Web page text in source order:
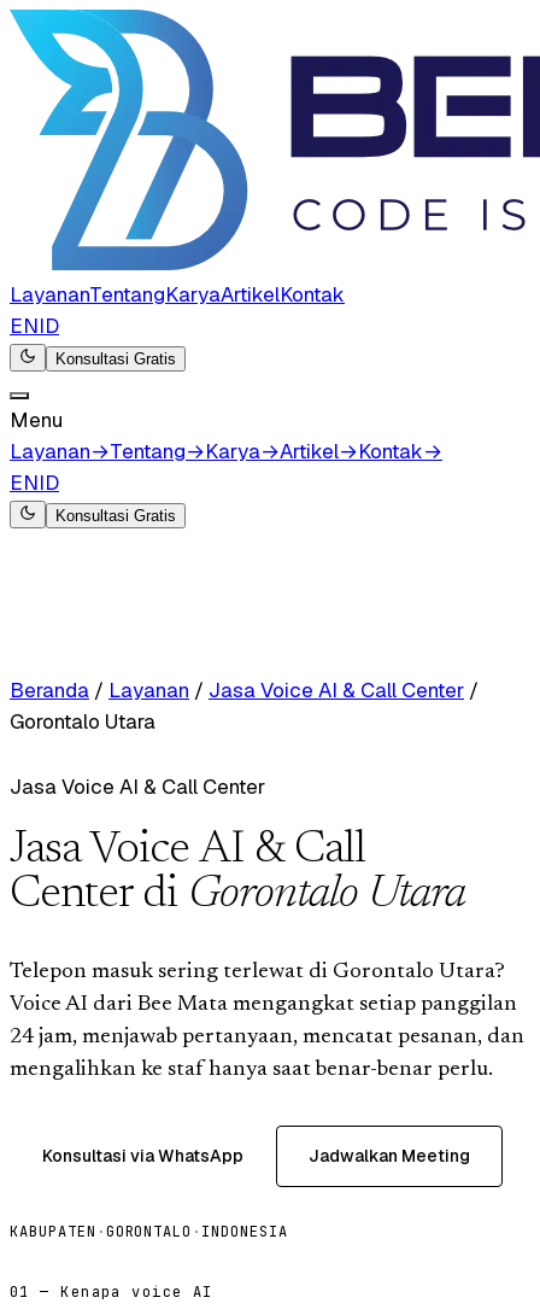
LayananTentangKaryaArtikelKontak
ENID
Konsultasi Gratis
Menu
Layanan→Tentang→Karya→Artikel→Kontak→
ENID
Konsultasi Gratis
Beranda / Layanan / Jasa Voice AI & Call Center /
Gorontalo Utara
Jasa Voice AI & Call Center
Jasa Voice AI & Call
Center di Gorontalo Utara
Telepon masuk sering terlewat di Gorontalo Utara?
Voice AI dari Bee Mata mengangkat setiap panggilan
24 jam, menjawab pertanyaan, mencatat pesanan, dan
mengalihkan ke staf hanya saat benar-benar perlu.
Konsultasi via WhatsApp Jadwalkan Meeting
KABUPATEN ·GORONTALO · INDONESIA
01 — Kenapa voice AI